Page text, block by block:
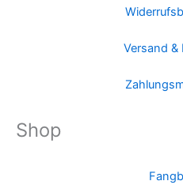
Versand &
Shop